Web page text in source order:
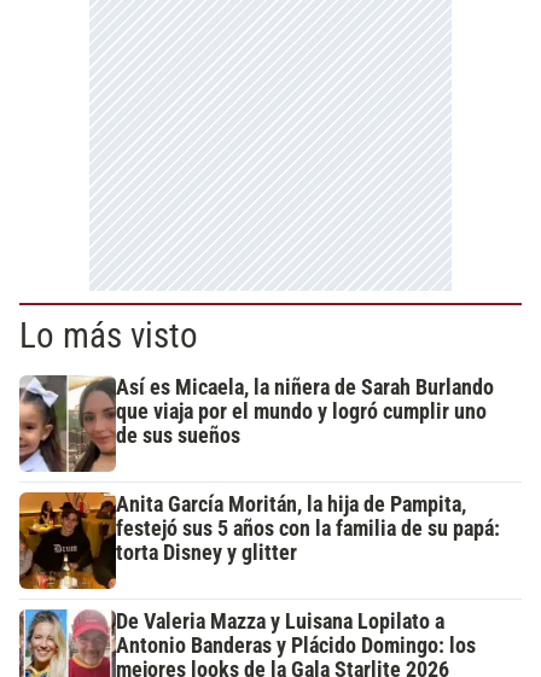
Lo más visto
Así es Micaela, la niñera de Sarah Burlando
que viaja por el mundo y logró cumplir uno
de sus sueños
Anita García Moritán, la hija de Pampita,
festejó sus 5 años con la familia de su papá:
torta Disney y glitter
De Valeria Mazza y Luisana Lopilato a
Antonio Banderas y Plácido Domingo: los
mejores looks de la Gala Starlite 2026